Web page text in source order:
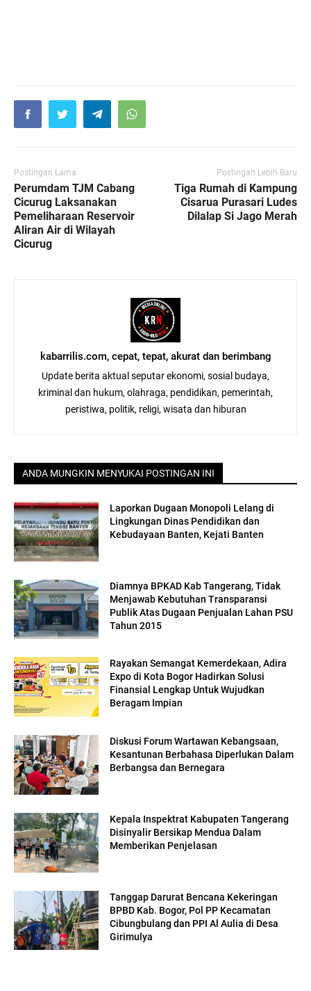
Postingan Lama
Perumdam TJM Cabang
Cicurug Laksanakan
Pemeliharaan Reservoir
Aliran Air di Wilayah
Cicurug
Postingan Lebih Baru
Tiga Rumah di Kampung
Cisarua Purasari Ludes
Dilalap Si Jago Merah
kabarrilis.com, cepat, tepat, akurat dan berimbang
Update berita aktual seputar ekonomi, sosial budaya,
kriminal dan hukum, olahraga, pendidikan, pemerintah,
peristiwa, politik, religi, wisata dan hiburan
ANDA MUNGKIN MENYUKAI POSTINGAN INI
Laporkan Dugaan Monopoli Lelang di
Lingkungan Dinas Pendidikan dan
Kebudayaan Banten, Kejati Banten
Diamnya BPKAD Kab Tangerang, Tidak
Menjawab Kebutuhan Transparansi
Publik Atas Dugaan Penjualan Lahan PSU
Tahun 2015
Rayakan Semangat Kemerdekaan, Adira
Expo di Kota Bogor Hadirkan Solusi
Finansial Lengkap Untuk Wujudkan
Beragam Impian
Diskusi Forum Wartawan Kebangsaan,
Kesantunan Berbahasa Diperlukan Dalam
Berbangsa dan Bernegara
Kepala Inspektrat Kabupaten Tangerang
Disinyalir Bersikap Mendua Dalam
Memberikan Penjelasan
Tanggap Darurat Bencana Kekeringan
BPBD Kab. Bogor, Pol PP Kecamatan
Cibungbulang dan PPI Al Aulia di Desa
Girimulya